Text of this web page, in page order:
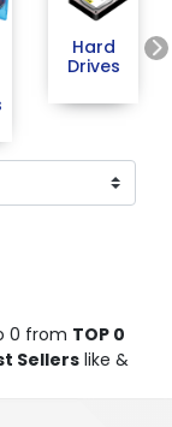
Hard
Drives
0 from TOP 0
Sellers like &